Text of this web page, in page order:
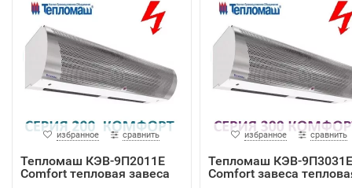
избранное сравнить
Тепломаш КЭВ-9П2011Е
Comfort тепловая завеса
избранное сравнить
Тепломаш КЭВ-9П3031Е
Comfort завеса